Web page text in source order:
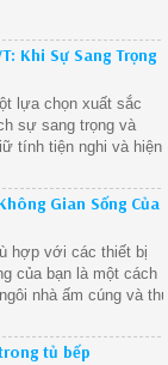
Khi Sự Sang Trọng
lựa chọn xuất sắc
sự sang trọng và
tính tiện nghi và hiện
Gian Sống Của
hợp với các thiết bị
của bạn là một cách
nhà ấm cúng và
tủ bếp